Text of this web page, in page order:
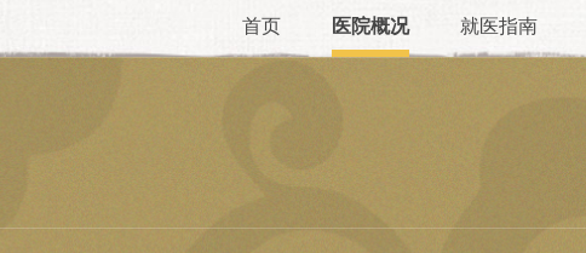
首页 医院概况 就医指南